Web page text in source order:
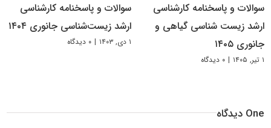
سوالات و پاسخنامه کارشناسی
ارشد زیست شناسی گیاهی و
جانوری ۱۴۰۵
۱ تیر, ۱۴۰۵ | ۰ دیدگاه
سوالات و پاسخنامه کارشناسی
ارشد زیست‌‌شناسی جانوری ۱۴۰۴
۱ دی, ۱۴۰۳ | ۰ دیدگاه
One دیدگاه